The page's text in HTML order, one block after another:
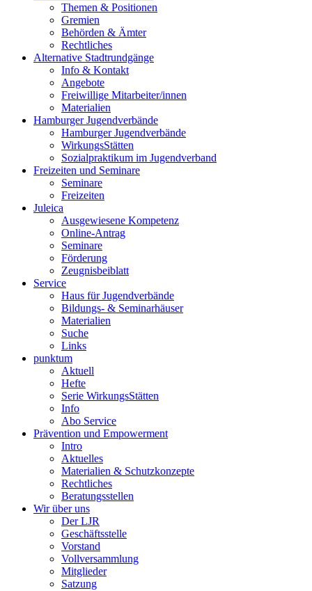
Themen & Positionen
Gremien
Behörden & Ämter
Rechtliches
Alternative Stadtrundgänge
Info & Kontakt
Angebote
Freiwillige Mitarbeiter/innen
Materialien
Hamburger Jugendverbände
Hamburger Jugendverbände
WirkungsStätten
Sozialpraktikum im Jugendverband
Freizeiten und Seminare
Seminare
Freizeiten
Juleica
Ausgewiesene Kompetenz
Online-Antrag
Seminare
Förderung
Zeugnisbeiblatt
Service
Haus für Jugendverbände
Bildungs- & Seminarhäuser
Materialien
Suche
Links
punktum
Aktuell
Hefte
Serie WirkungsStätten
Info
Abo Service
Prävention und Empowerment
Intro
Aktuelles
Materialien & Schutzkonzepte
Rechtliches
Beratungsstellen
Wir über uns
Der LJR
Geschäftsstelle
Vorstand
Vollversammlung
Mitglieder
Satzung